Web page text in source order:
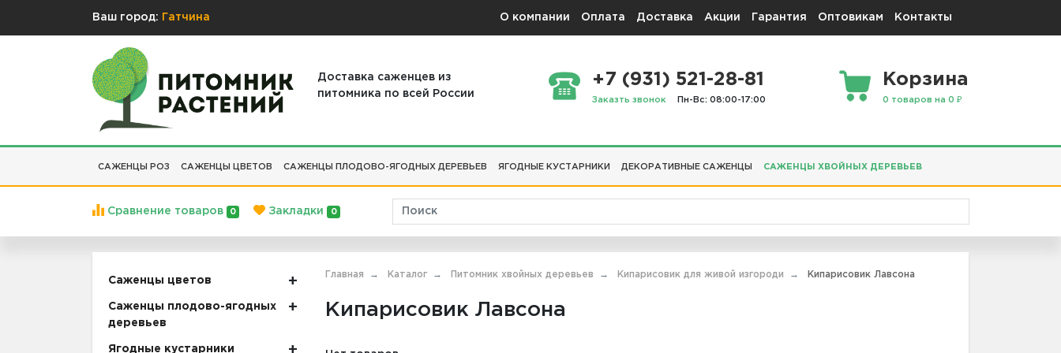
Ваш город: Гатчина О компании Оплата Доставка Акции Гарантия Оптовикам Контакты
Доставка саженцев из
питомника по всей России
+7 (931) 521-28-81
Заказть звонок Пн-Вс: 08:00-17:00
Корзина
0 товаров на 0 ₽
САЖЕНЦЫ РОЗ САЖЕНЦЫ ЦВЕТОВ САЖЕНЦЫ ПЛОДОВО-ЯГОДНЫХ ДЕРЕВЬЕВ ЯГОДНЫЕ КУСТАРНИКИ ДЕКОРАТИВНЫЕ САЖЕНЦЫ САЖЕНЦЫ ХВОЙНЫХ ДЕРЕВЬЕВ
Сравнение товаров 0 Закладки 0
Саженцы цветов
Саженцы плодово-ягодных
деревьев
Ягодные кустарники
Главная Каталог Питомник хвойных деревьев Кипарисовик для живой изгороди Кипарисовик Лавсона
Кипарисовик Лавсона